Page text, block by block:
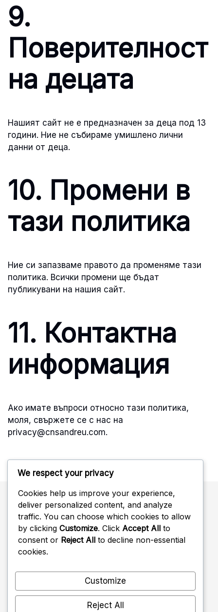
9.
Поверителност
на децата
Нашият сайт не е предназначен за деца под 13
години. Ние не събираме умишлено лични
данни от деца.
10. Промени в
тази политика
Ние си запазваме правото да променяме тази
политика. Всички промени ще бъдат
публикувани на нашия сайт.
11. Контактна
информация
Ако имате въпроси относно тази политика,
моля, свържете се с нас на
privacy@cnsandreu.com.
Търсене
Search
for:
We respect your privacy
Cookies help us improve your experience,
deliver personalized content, and analyze
traffic. You can choose which cookies to allow
by clicking Customize. Click Accept All to
consent or Reject All to decline non-essential
cookies.
Customize
Reject All